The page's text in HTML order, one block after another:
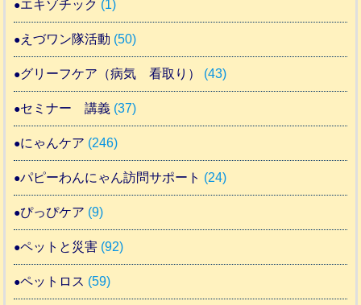
エキゾチック (1)
えづワン隊活動 (50)
グリーフケア（病気 看取り） (43)
セミナー 講義 (37)
にゃんケア (246)
パピーわんにゃん訪問サポート (24)
ぴっぴケア (9)
ペットと災害 (92)
ペットロス (59)